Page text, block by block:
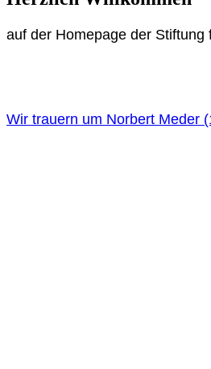
auf der Homepage der
Wir trauern um Norbert Meder